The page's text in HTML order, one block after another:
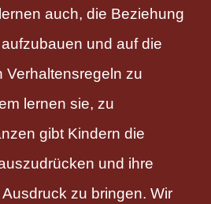
auch, die Beziehung
und auf die
Verhaltensregeln zu
lernen sie, zu
gibt Kindern die
und ihre
zu bringen. Wir